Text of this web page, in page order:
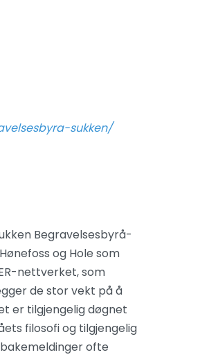
sukken/
Begravelsesbyrå-
og Hole som
nettverket, som
de stor vekt på å
er tilgjengelig døgnet
filosofi og tilgjengelig
ofte